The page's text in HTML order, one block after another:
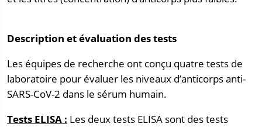
Description et évaluation des tests
Les équipes de recherche ont conçu quatre tests de
laboratoire pour évaluer les niveaux d’anticorps anti-
SARS-CoV-2 dans le sérum humain.
Tests ELISA : Les deux tests ELISA sont des tests